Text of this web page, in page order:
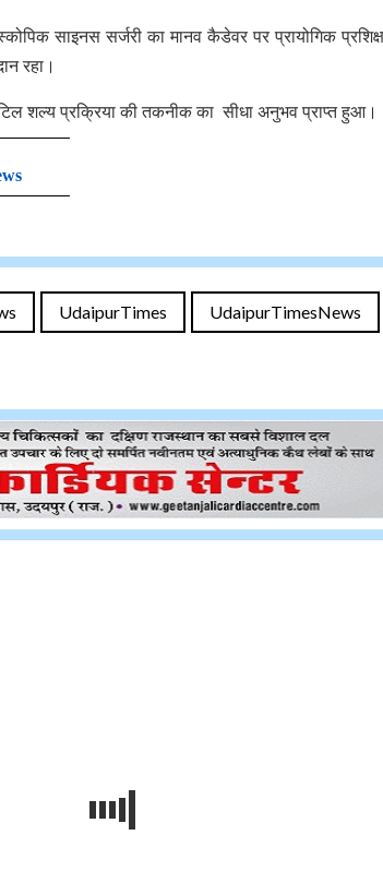
साइनस सर्जरी का मानव कैडेवर पर प्रायोगिक
रहा।
शल्य प्रक्रिया की तकनीक का सीधा अनुभव प्राप्त हुआ।
UdaipurTimes UdaipurTimesNews